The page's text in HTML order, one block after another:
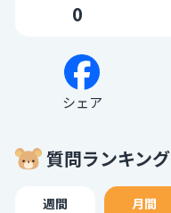
0
シェア
質問ランキング
週間 月間